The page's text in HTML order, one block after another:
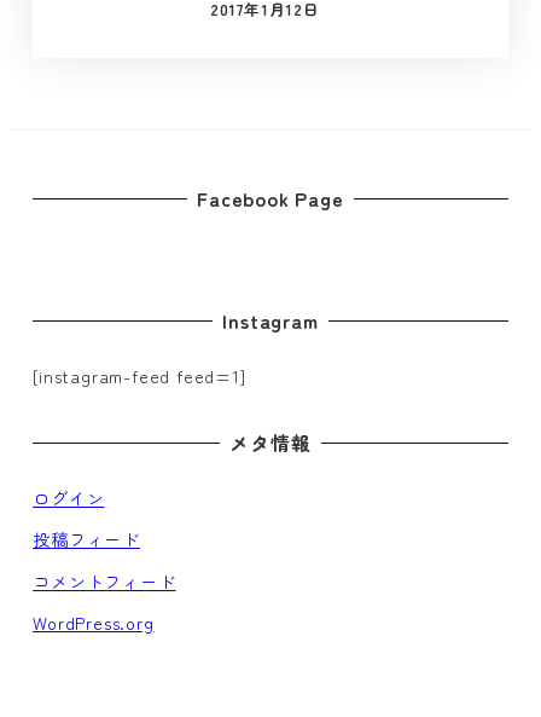
投稿日
2017年1月12日
Facebook Page
Instagram
[instagram-feed feed=1]
メタ情報
ログイン
投稿フィード
コメントフィード
WordPress.org